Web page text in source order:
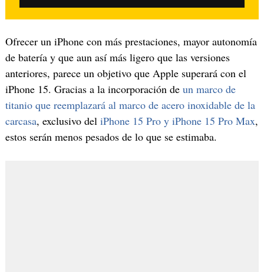
Ofrecer un iPhone con más prestaciones, mayor autonomía
de batería y que aun así más ligero que las versiones
anteriores, parece un objetivo que Apple superará con el
iPhone 15. Gracias a la incorporación de un marco de
titanio que reemplazará al marco de acero inoxidable de la
carcasa, exclusivo del iPhone 15 Pro y iPhone 15 Pro Max,
estos serán menos pesados de lo que se estimaba.